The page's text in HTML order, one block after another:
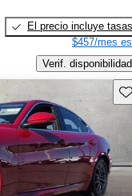
El precio incluye tasas
$457/mes
Verif. disponibilidad